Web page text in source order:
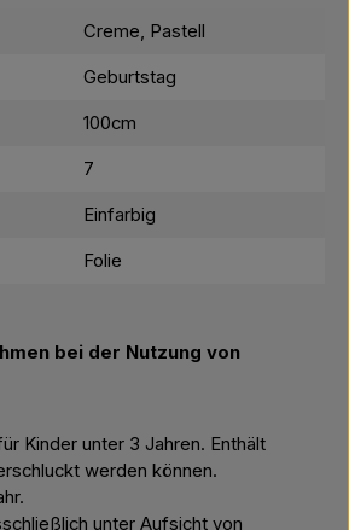
Creme, Pastell
Geburtstag
100cm
7
Einfarbig
Folie
bei der Nutzung von
Kinder unter 3 Jahren. Enthält
werden können.
unter Aufsicht von